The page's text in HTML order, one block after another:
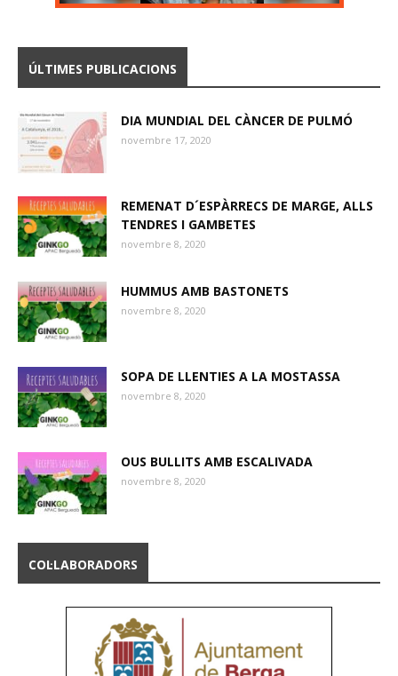
ÚLTIMES PUBLICACIONS
DIA MUNDIAL DEL CÀNCER DE PULMÓ
novembre 17, 2020
REMENAT D´ESPÀRRECS DE MARGE, ALLS
TENDRES I GAMBETES
novembre 8, 2020
HUMMUS AMB BASTONETS
novembre 8, 2020
SOPA DE LLENTIES A LA MOSTASSA
novembre 8, 2020
OUS BULLITS AMB ESCALIVADA
novembre 8, 2020
COL·LABORADORS